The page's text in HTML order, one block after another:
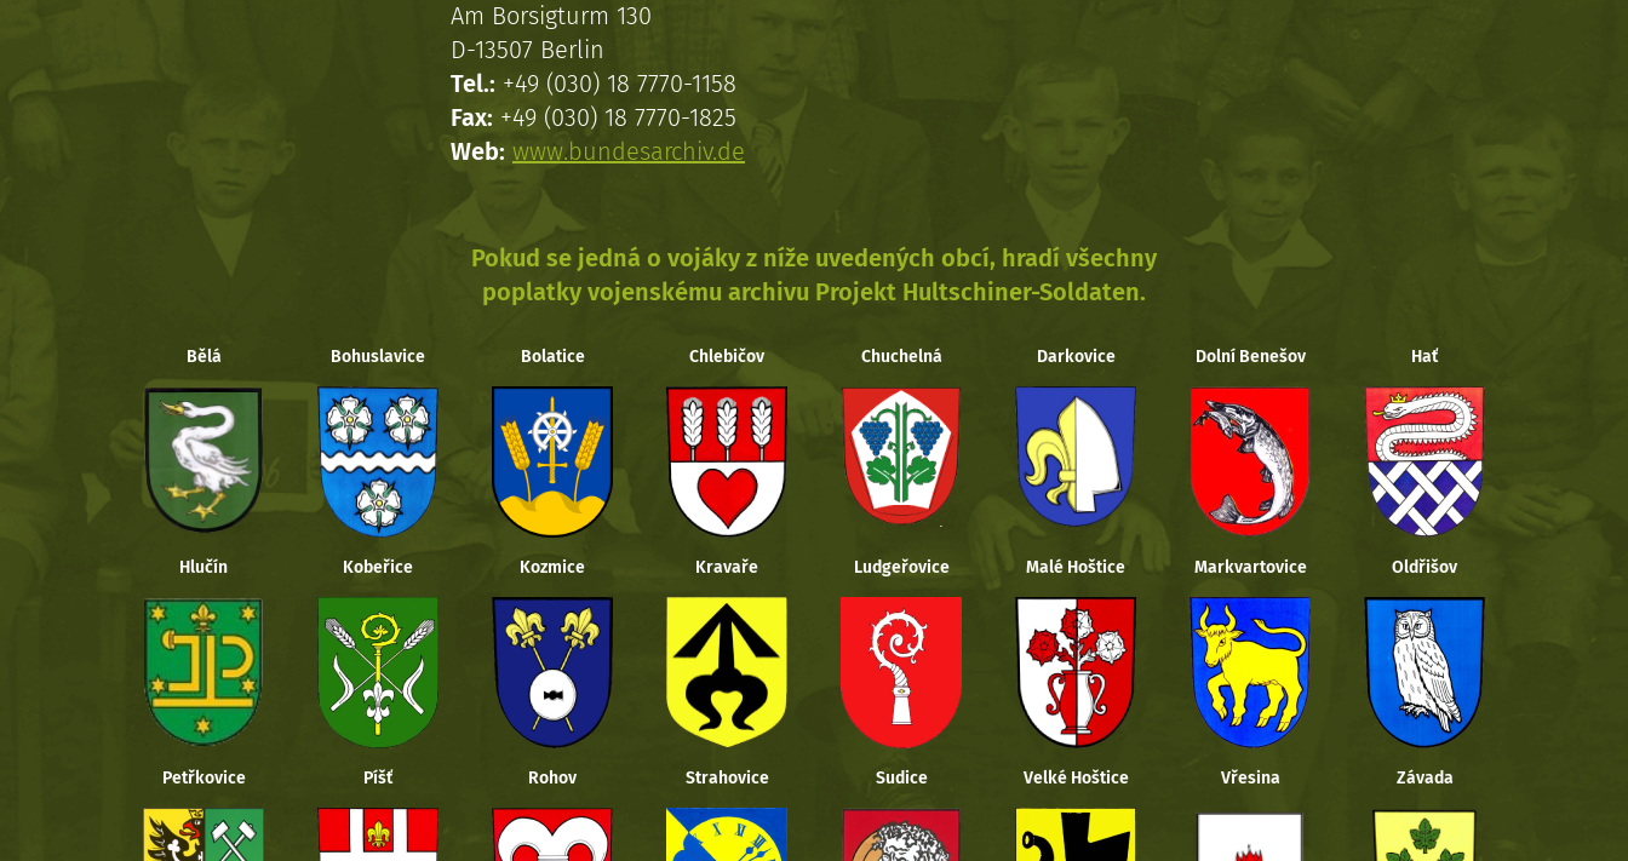
Am Borsigturm 130
D-13507 Berlin
Tel.: +49 (030) 18 7770-1158
Fax: +49 (030) 18 7770-1825
Web: www.bundesarchiv.de
Pokud se jedná o vojáky z níže uvedených obcí, hradí všechny
poplatky vojenskému archivu Projekt Hultschiner-Soldaten.
Bělá Bohuslavice Bolatice Chlebičov Chuchelná Darkovice Dolní Benešov Hať
Hlučín Kobeřice Kozmice Kravaře Ludgeřovice Malé Hoštice Markvartovice Oldřišov
Petřkovice Píšť Rohov Strahovice Sudice Velké Hoštice Vřesina Závada